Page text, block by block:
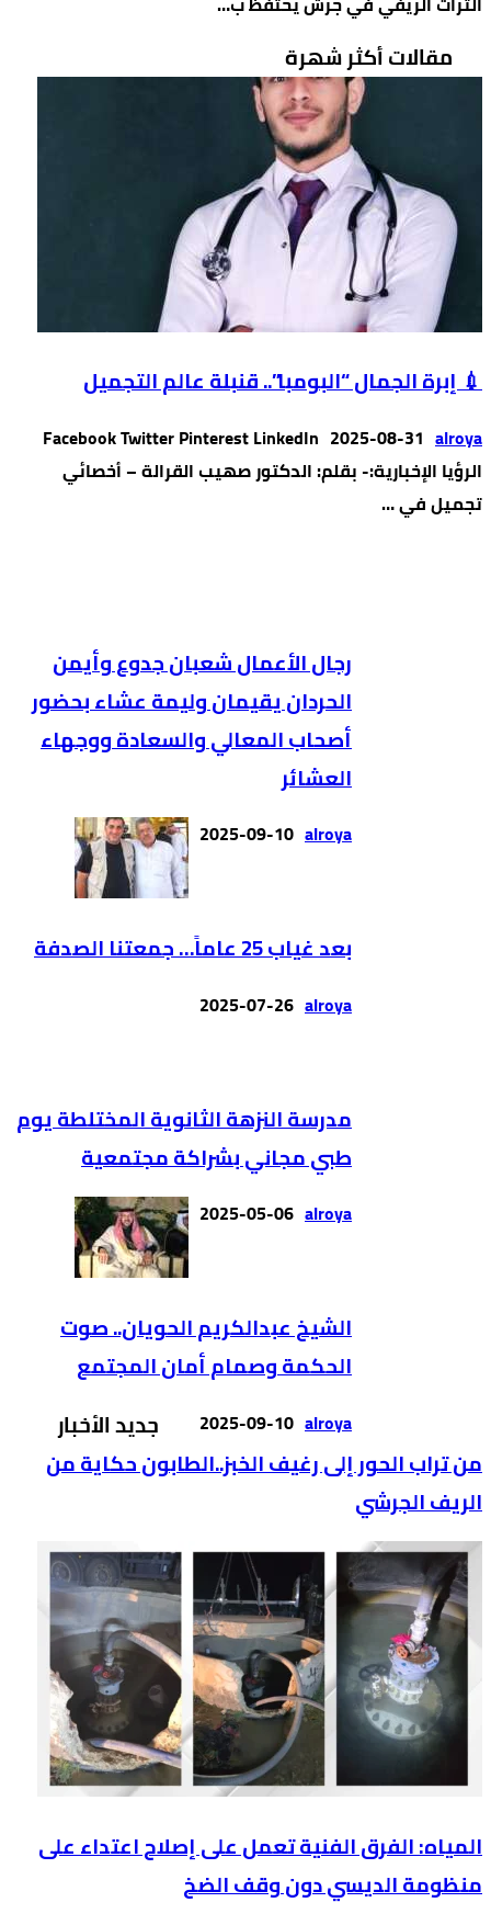
مقالات أكثر شهرة
💉 إبرة الجمال “البومبا”.. قنبلة عالم التجميل
alroya
2025-08-31
Facebook Twitter Pinterest LinkedIn
الرؤيا الإخبارية:- بقلم: الدكتور صهيب القرالة – أخصائي
تجميل في …
رجال الأعمال شعبان جدوع وأيمن
الحردان يقيمان وليمة عشاء بحضور
أصحاب المعالي والسعادة ووجهاء
العشائر
alroya
2025-09-10
بعد غياب 25 عاماً… جمعتنا الصدفة
alroya
2025-07-26
مدرسة النزهة الثانوية المختلطة يوم
طبي مجاني بشراكة مجتمعية
alroya
2025-05-06
الشيخ عبدالكريم الحويان.. صوت
الحكمة وصمام أمان المجتمع
alroya
2025-09-10
جديد الأخبار
من تراب الحور إلى رغيف الخبز..الطابون حكاية من
الريف الجرشي
المياه: الفرق الفنية تعمل على إصلاح اعتداء على
منظومة الديسي دون وقف الضخ